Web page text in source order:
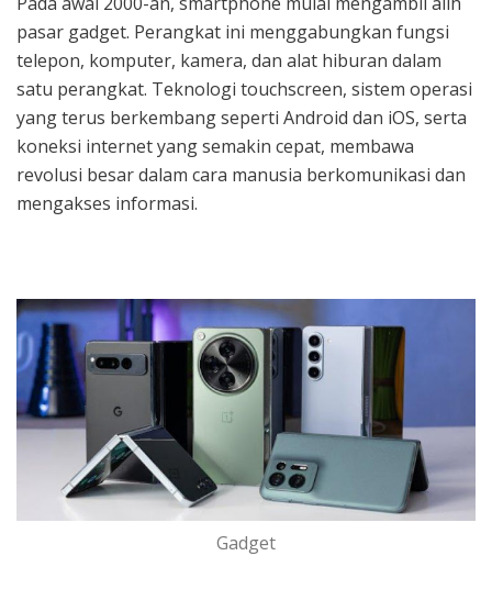
pasar gadget. Perangkat ini menggabungkan fungsi
telepon, komputer, kamera, dan alat hiburan dalam
satu perangkat. Teknologi touchscreen, sistem operasi
yang terus berkembang seperti Android dan iOS, serta
koneksi internet yang semakin cepat, membawa
revolusi besar dalam cara manusia berkomunikasi dan
mengakses informasi.
Gadget